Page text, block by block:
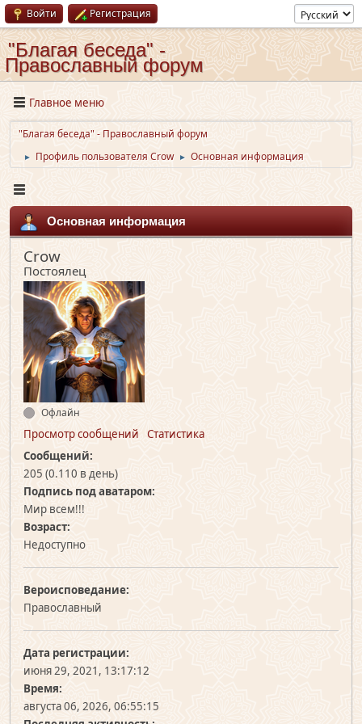
Войти Регистрация
"Благая беседа" -
Православный форум
Главное меню
"Благая беседа" - Православный форум
► Профиль пользователя Crow ► Основная информация
Основная информация
Crow
Постоялец
Офлайн
Просмотр сообщений
Статистика
Сообщений:
205 (0.110 в день)
Подпись под аватаром:
Мир всем!!!
Возраст:
Недоступно
Вероисповедание:
Православный
Дата регистрации:
июня 29, 2021, 13:17:12
Время:
августа 06, 2026, 06:55:15